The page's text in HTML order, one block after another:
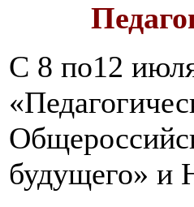
С 8 по12
будущего» и